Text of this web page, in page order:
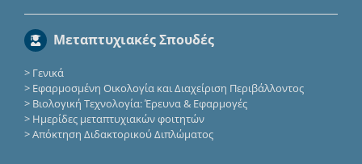
Μεταπτυχιακές Σπουδές
> Γενικά
> Εφαρμοσμένη Οικολογία και Διαχείριση Περιβάλλοντος
>Βιολογική Τεχνολογία: Έρευνα & Εφαρμογές
> Ημερίδες μεταπτυχιακών φοιτητών
>Απόκτηση Διδακτορικού Διπλώματος